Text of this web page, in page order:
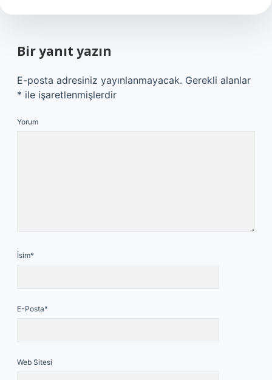
Bir yanıt yazın
E-posta adresiniz yayınlanmayacak. Gerekli alanlar
* ile işaretlenmişlerdir
Yorum
İsim*
E-Posta*
Web Sitesi